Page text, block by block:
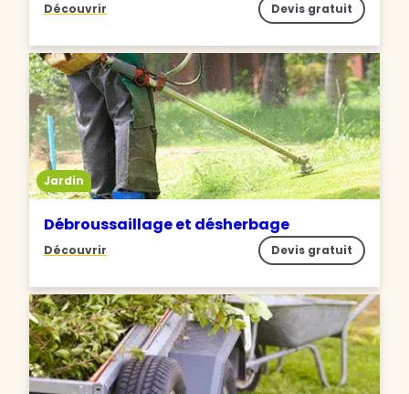
Découvrir Devis gratuit
Jardin
Débroussaillage et désherbage
Découvrir Devis gratuit